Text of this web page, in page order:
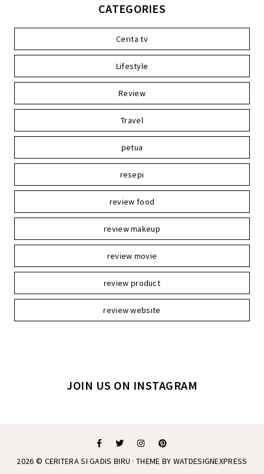
CATEGORIES
Cerita tv
Lifestyle
Review
Travel
petua
resepi
review food
review makeup
review movie
review product
review website
JOIN US ON INSTAGRAM
2026 © CERITERA SI GADIS BIRU · THEME BY WATDESIGNEXPRESS